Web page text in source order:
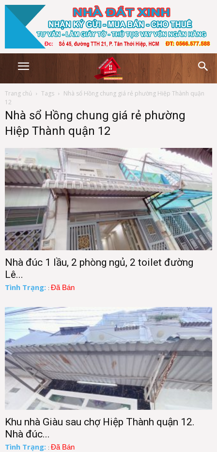
Trang chủ Tags
Nhà sổ Hồng chung giá rẻ phường Hiệp Thành quận
12
Nhà sổ Hồng chung giá rẻ phường
Hiệp Thành quận 12
Nhà đúc 1 lầu, 2 phòng ngủ, 2 toilet đường
Lê...
Tình Trạng: : Đã Bán
Khu nhà Giàu sau chợ Hiệp Thành quận 12.
Nhà đúc...
Tình Trạng: : Đã Bán